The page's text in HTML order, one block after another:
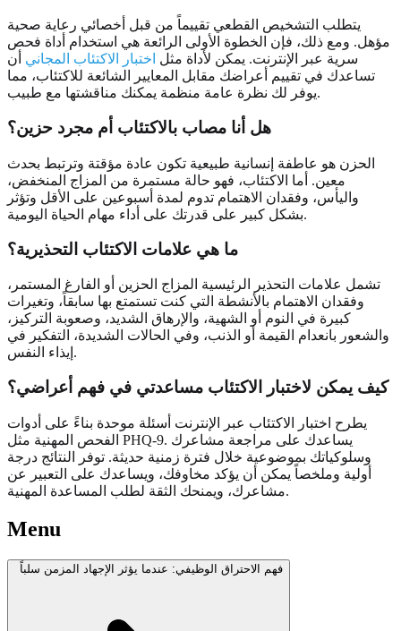
يتطلب التشخيص القطعي تقييماً من قبل أخصائي رعاية صحية
مؤهل. ومع ذلك، فإن الخطوة الأولى الرائعة هي استخدام أداة فحص
سرية عبر الإنترنت. يمكن لأداة مثل اختبار الاكتئاب المجاني أن
تساعدك في تقييم أعراضك مقابل المعايير الشائعة للاكتئاب، مما
يوفر لك نظرة عامة منظمة يمكنك مناقشتها مع طبيب.
هل أنا مصاب بالاكتئاب أم مجرد حزين؟
الحزن هو عاطفة إنسانية طبيعية تكون عادة مؤقتة وترتبط بحدث
معين. أما الاكتئاب، فهو حالة مستمرة من المزاج المنخفض،
واليأس، وفقدان الاهتمام تدوم لمدة أسبوعين على الأقل وتؤثر
بشكل كبير على قدرتك على أداء مهام الحياة اليومية.
ما هي علامات الاكتئاب التحذيرية؟
تشمل علامات التحذير الرئيسية المزاج الحزين أو الفارغ المستمر،
وفقدان الاهتمام بالأنشطة التي كنت تستمتع بها سابقاً، وتغيرات
كبيرة في النوم أو الشهية، والإرهاق الشديد، وصعوبة التركيز،
والشعور بانعدام القيمة أو الذنب، وفي الحالات الشديدة، التفكير في
إيذاء النفس.
كيف يمكن لاختبار الاكتئاب مساعدتي في فهم أعراضي؟
يطرح اختبار الاكتئاب عبر الإنترنت أسئلة موحدة بناءً على أدوات
الفحص المهنية مثل PHQ-9. يساعدك على مراجعة مشاعرك
وسلوكياتك بموضوعية خلال فترة زمنية حديثة. توفر النتائج درجة
أولية وملخصاً يمكن أن يؤكد مخاوفك، ويساعدك على التعبير عن
مشاعرك، ويمنحك الثقة لطلب المساعدة المهنية.
Menu
فهم الاحتراق الوظيفي: عندما يؤثر الإجهاد المزمن سلباً